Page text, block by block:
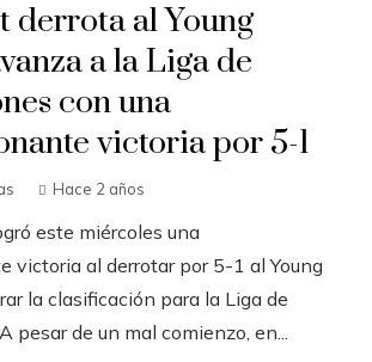
derrota al Young
a la Liga de
con una
victoria por 5-1
Hace 2 años
este miércoles una
victoria al derrotar por 5-1 al Young
la clasificación para la Liga de
pesar de un mal comienzo, en...